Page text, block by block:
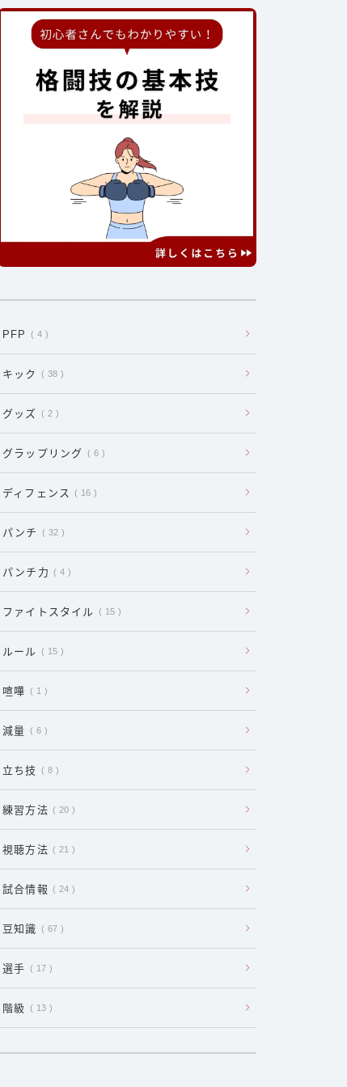
PFP 4
キック 38
グッズ 2
グラップリング 6
ディフェンス 16
パンチ 32
パンチ力 4
ファイトスタイル 15
ルール 15
喧嘩 1
減量 6
立ち技 8
練習方法 20
視聴方法 21
試合情報 24
豆知識 67
選手 17
階級 13